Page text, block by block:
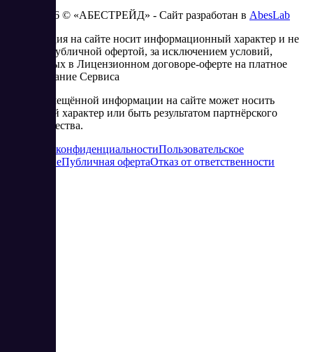
2023 - 2026 © «АБЕСТРЕЙД» - Сайт разработан в AbesLab
Информация на сайте носит информационный характер и не
является публичной офертой, за исключением условий,
изложенных в Лицензионном договоре-оферте на платное
использование Сервиса
Часть размещённой информации на сайте может носить
рекламный характер или быть результатом партнёрского
сотрудничества.
Политика конфиденциальностиПользовательское
соглашениеПубличная офертаОтказ от ответственности